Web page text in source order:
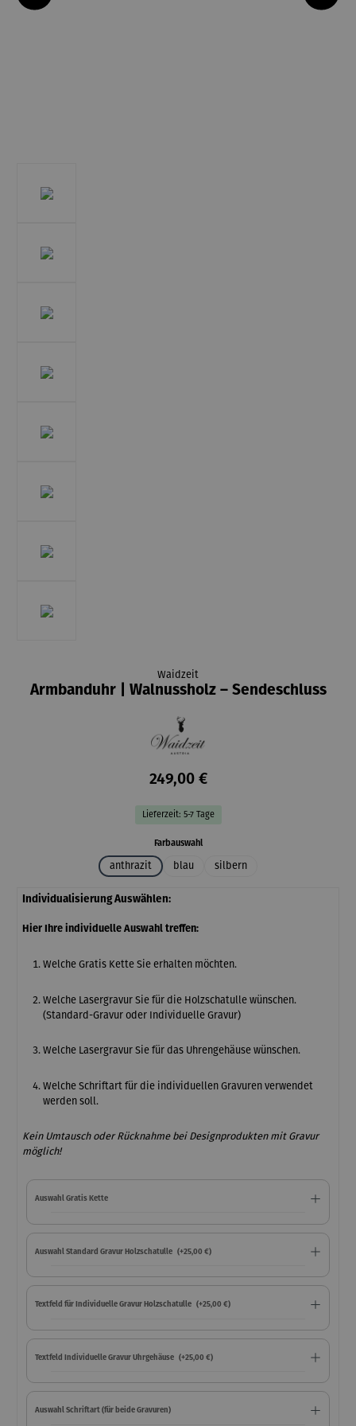
Waidzeit
Armbanduhr | Walnussholz – Sendeschluss
249,00 €
Lieferzeit: 5-7 Tage
Farbauswahlauswählen
anthrazit blau silbern
Individualisierung Auswählen:
Hier Ihre individuelle Auswahl treffen:
Welche Gratis Kette Sie erhalten möchten.
Welche Lasergravur Sie für die Holzschatulle wünschen.
(Standard-Gravur oder Individuelle Gravur)
Welche Lasergravur Sie für das Uhrengehäuse wünschen.
Welche Schriftart für die individuellen Gravuren verwendet
werden soll.
Kein Umtausch oder Rücknahme bei Designprodukten mit Gravur
möglich!
Auswahl Gratis Kette
Auswahl Standard Gravur Holzschatulle (+25,00 €)
Textfeld für Individuelle Gravur Holzschatulle (+25,00 €)
Textfeld Individuelle Gravur Uhrgehäuse (+25,00 €)
Auswahl Schriftart (für beide Gravuren)